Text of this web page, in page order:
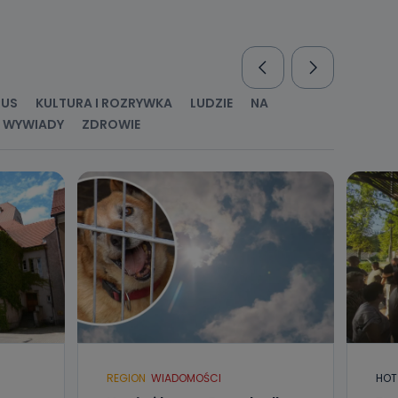
KULTURA I ROZRYWKA LUDZIE
NA
WYWIADY ZDROWIE
REGION WIADOMOŚCI HOT